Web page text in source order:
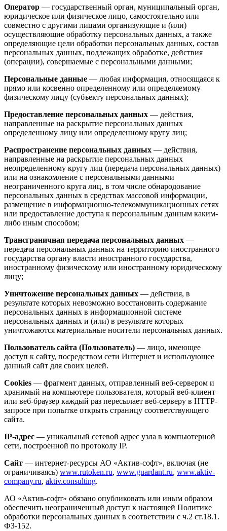
Оператор — государственный орган, муниципальный орган,
юридическое или физическое лицо, самостоятельно или
совместно с другими лицами организующие и (или)
осуществляющие обработку персональных данных, а также
определяющие цели обработки персональных данных, состав
персональных данных, подлежащих обработке, действия
(операции), совершаемые с персональными данными;
Персональные данные — любая информация, относящаяся к
прямо или косвенно определенному или определяемому
физическому лицу (субъекту персональных данных);
Предоставление персональных данных — действия,
направленные на раскрытие персональных данных
определенному лицу или определенному кругу лиц;
Распространение персональных данных — действия,
направленные на раскрытие персональных данных
неопределенному кругу лиц (передача персональных данных)
или на ознакомление с персональными данными
неограниченного круга лиц, в том числе обнародование
персональных данных в средствах массовой информации,
размещение в информационно-телекоммуникационных сетях
или предоставление доступа к персональным данным каким-
либо иным способом;
Трансграничная передача персональных данных —
передача персональных данных на территорию иностранного
государства органу власти иностранного государства,
иностранному физическому или иностранному юридическому
лицу;
Уничтожение персональных данных — действия, в
результате которых невозможно восстановить содержание
персональных данных в информационной системе
персональных данных и (или) в результате которых
уничтожаются материальные носители персональных данных.
Пользователь сайта (Пользователь) — лицо, имеющее
доступ к сайту, посредством сети Интернет и использующее
данный сайт для своих целей.
Cookies — фрагмент данных, отправленный веб-сервером и
хранимый на компьютере пользователя, который веб-клиент
или веб-браузер каждый раз пересылает веб-серверу в HTTP-
запросе при попытке открыть страницу соответствующего
сайта.
IP-адрес — уникальный сетевой адрес узла в компьютерной
сети, построенной по протоколу IP.
Сайт — интернет-ресурсы АО «Актив-софт», включая (не
ограничиваясь) www.rutoken.ru, www.guardant.ru, www.aktiv-
company.ru, aktiv.consulting.
АО «Актив-софт» обязано опубликовать или иным образом
обеспечить неограниченный доступ к настоящей Политике
обработки персональных данных в соответствии с ч.2 ст.18.1.
ФЗ-152.